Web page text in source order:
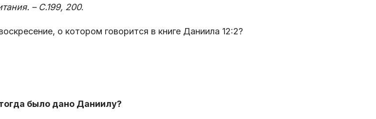
– С.199, 200.
о котором говорится в книге Даниила 12:2?
было дано Даниилу?